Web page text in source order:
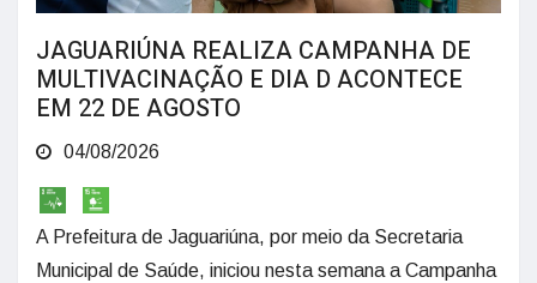
JAGUARIÚNA REALIZA CAMPANHA DE
MULTIVACINAÇÃO E DIA D ACONTECE
EM 22 DE AGOSTO
04/08/2026
A Prefeitura de Jaguariúna, por meio da Secretaria
Municipal de Saúde, iniciou nesta semana a Campanha